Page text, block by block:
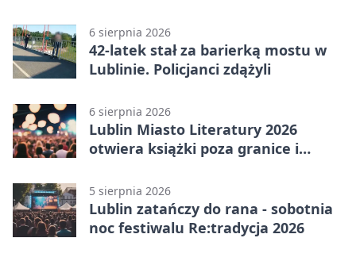
6 sierpnia 2026
42-latek stał za barierką mostu w
Lublinie. Policjanci zdążyli
6 sierpnia 2026
Lublin Miasto Literatury 2026
otwiera książki poza granice i
5 sierpnia 2026
Lublin zatańczy do rana - sobotnia
noc festiwalu Re:tradycja 2026